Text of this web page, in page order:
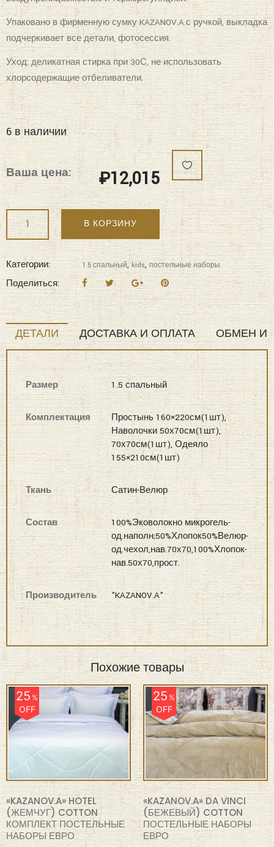
подчеркивает все детали, фотосессия.
Уход: деликатная стирка при 30С, не использовать
хлорсодержащие отбеливатели.
6 в наличии
Ваша цена: ₽12,015
Количество
"KAZANOV.A"
Балет
(пудра
жемчуг)
ABC
COTTON
Постельные
наборы
1,5
В КОРЗИНУ
Категории: 1.5 спальный , kids,постельные наборы
Поделиться:
ДЕТАЛИ ДОСТАВКА И ОПЛАТА ОБМЕН И
Размер 1.5 спальный
Комплектация
Простынь 160×220см(1шт),
Наволочки 50х70см(1шт),
70х70см(1шт), Одеяло
155×210см(1шт)
Сатин-Велюр
Состав
100%Эковолокно микрогель-
од.наполн;50%Хлопок50%Велюр-
од.чехол,нав.70х70,100%Хлопок-
нав.50х70,прост.
Производитель "KAZANOV.A"
Похожие товары
25%
OFF
«KAZANOV.A» HOTEL
(ЖЕМЧУГ) COTTON
КОМПЛЕКТ ПОСТЕЛЬНЫЕ
НАБОРЫ ЕВРО
₽20,880 ₽15,660
25%
OFF
«KAZANOV.A» DA VINCI
(БЕЖЕВЫЙ) COTTON
ПОСТЕЛЬНЫЕ НАБОРЫ
ЕВРО
₽19,960 ₽14,970